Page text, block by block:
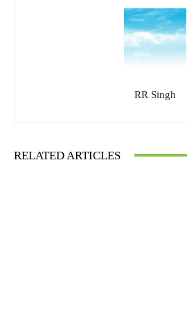
RR Singh
RELATED ARTICLES